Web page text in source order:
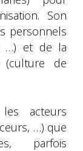
Son
personnels
…) et de la
de
acteurs
…) que
parfois